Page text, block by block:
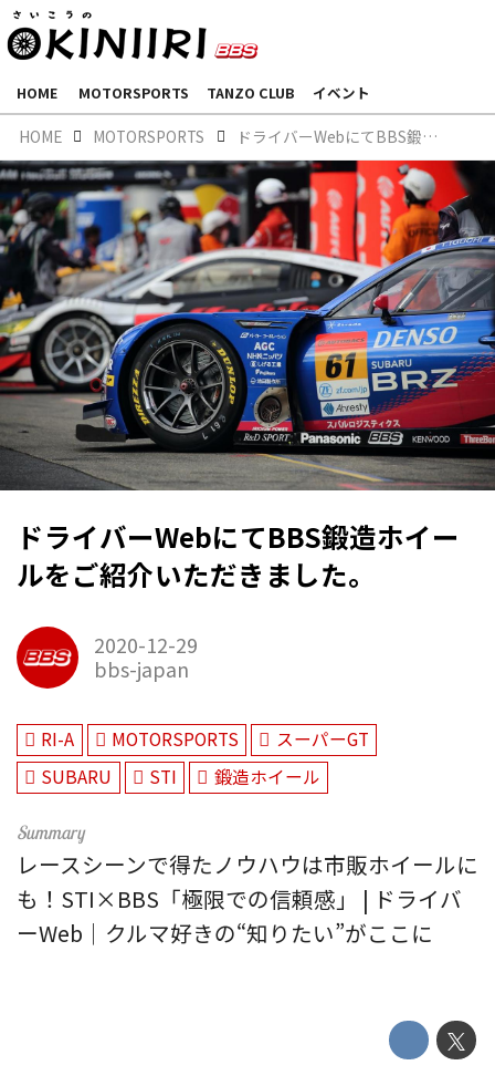
HOME MOTORSPORTS TANZO CLUB イベント
HOME MOTORSPORTS ドライバーWebにてBBS鍛造ホイールをご紹介いただきました。
ドライバーWebにてBBS鍛造ホイー
ルをご紹介いただきました。
2020-12-29
bbs-japan
RI-A MOTORSPORTS
スーパーGT
SUBARU
STI 鍛造ホイール
レースシーンで得たノウハウは市販ホイールに
も！STI×BBS「極限での信頼感」 | ドライバ
ーWeb｜クルマ好きの“知りたい”がここに